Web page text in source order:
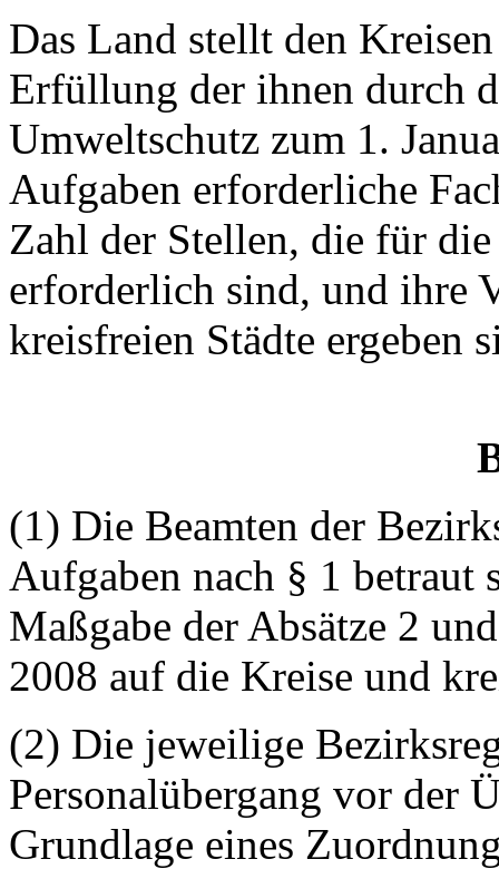
Das Land stellt den
Erfüllung der ihnen durch
Umweltschutz zum 1.
Aufgaben erforderliche
Zahl der Stellen, die für
erforderlich sind, und ihre
kreisfreien Städte ergeben
(1) Die Beamten der
Aufgaben nach § 1 betraut
Maßgabe der Absätze 2
2008 auf die Kreise und
(2) Die jeweilige
Personalübergang vor der
Grundlage eines